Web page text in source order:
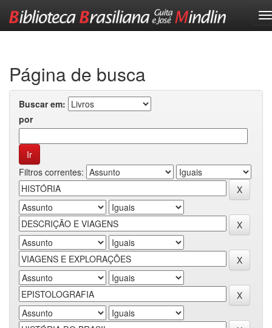
Página de busca
Buscar em:
por
Filtros correntes: